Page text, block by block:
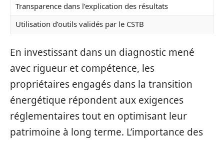
Transparence dans l’explication des résultats
Utilisation d’outils validés par le CSTB
En investissant dans un diagnostic mené
avec rigueur et compétence, les
propriétaires engagés dans la transition
énergétique répondent aux exigences
réglementaires tout en optimisant leur
patrimoine à long terme. L’importance des